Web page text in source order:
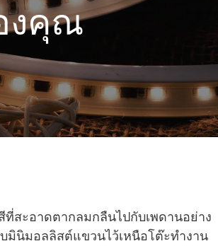
งคุณ
สะอาดตากลมกลืนไปกับเพดานอย่าง
มินิมอลลิสต์แขวนไว้เหนือโต๊ะทำงาน